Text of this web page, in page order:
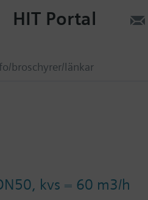
broschyrer/länkar
HIT Portal
kvs = 60 m3/h